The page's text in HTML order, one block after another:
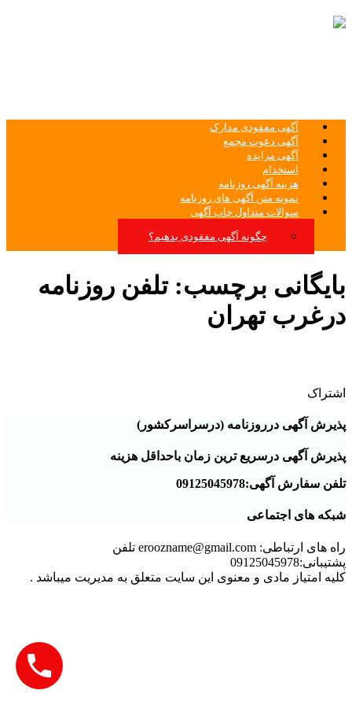
آگهی مفقودی مدارک
آگهی دعوت مجمع
آگهی مزایده
استخدام
هزینه آگهی روزنامه
نمونه متن آگهی های روزنامه
سوالات متداول چاپ آگهی
چگونه آگهی مفقودی بدهیم؟
بایگانی برچسب:تلفن روزنامه
درغرب تهران
اشتراک
پذیرش آگهی درروزنامه (درسراسرکشور)
پذیرش آگهی درسریع ترین زمان باحداقل هزینه
تلفن سفارش آگهی:09125045978
شبکه های اجتماعی
راه های ارتباطی: eroozname@gmail.com تلفن
پشتیبانی:09125045978
کلیه امتیاز مادی و معنوی این سایت متعلق به مدیریت میباشد .